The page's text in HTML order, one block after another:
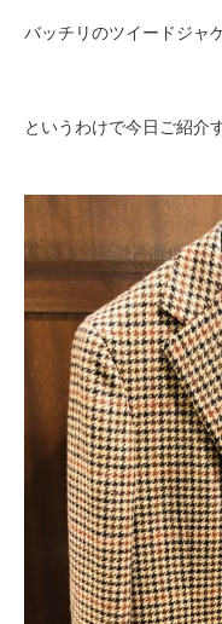
バッチリのツイードジャ
というわけで今日ご紹介